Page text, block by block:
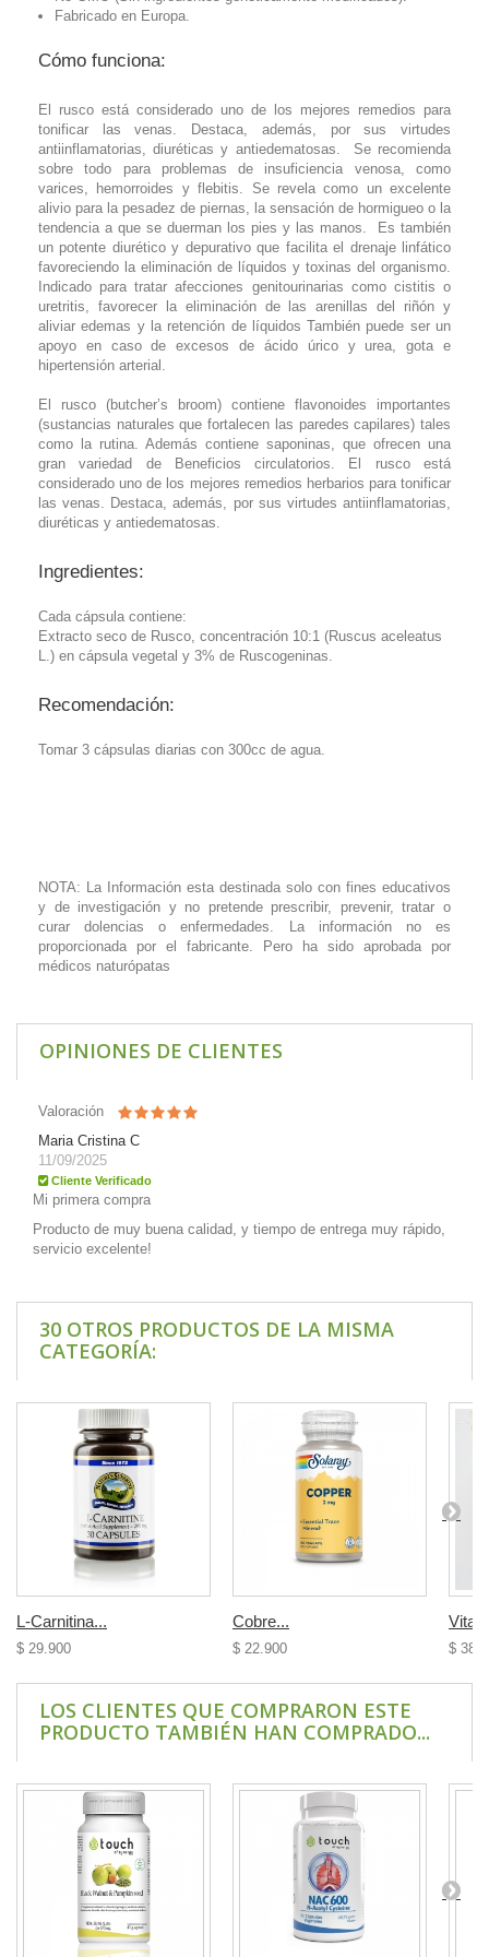
Fabricado en Europa.
Cómo funciona:
El rusco está considerado uno de los mejores remedios para
tonificar las venas. Destaca, además, por sus virtudes
antiinflamatorias, diuréticas y antiedematosas. Se recomienda
sobre todo para problemas de insuficiencia venosa, como
varices, hemorroides y flebitis. Se revela como un excelente
alivio para la pesadez de piernas, la sensación de hormigueo o la
tendencia a que se duerman los pies y las manos. Es también
un potente diurético y depurativo que facilita el drenaje linfático
favoreciendo la eliminación de líquidos y toxinas del organismo.
Indicado para tratar afecciones genitourinarias como cistitis o
uretritis, favorecer la eliminación de las arenillas del riñón y
aliviar edemas y la retención de líquidos También puede ser un
apoyo en caso de excesos de ácido úrico y urea, gota e
hipertensión arterial.
El rusco (butcher’s broom) contiene flavonoides importantes
(sustancias naturales que fortalecen las paredes capilares) tales
como la rutina. Además contiene saponinas, que ofrecen una
gran variedad de Beneficios circulatorios. El rusco está
considerado uno de los mejores remedios herbarios para tonificar
las venas. Destaca, además, por sus virtudes antiinflamatorias,
diuréticas y antiedematosas.
Ingredientes:
Cada cápsula contiene:
Extracto seco de Rusco, concentración 10:1 (Ruscus aceleatus
L.) en cápsula vegetal y 3% de Ruscogeninas.
Recomendación:
Tomar 3 cápsulas diarias con 300cc de agua.
NOTA: La Información esta destinada solo con fines educativos
y de investigación y no pretende prescribir, prevenir, tratar o
curar dolencias o enfermedades. La información no es
proporcionada por el fabricante. Pero ha sido aprobada por
médicos naturópatas
OPINIONES DE CLIENTES
Valoración
Maria Cristina C
11/09/2025
Cliente Verificado
Mi primera compra
Producto de muy buena calidad, y tiempo de entrega muy rápido,
servicio excelente!
30 OTROS PRODUCTOS DE LA MISMA
CATEGORÍA:
L-Carnitina...
$ 29.900
Cobre...
$ 22.900 $
LOS CLIENTES QUE COMPRARON ESTE
PRODUCTO TAMBIÉN HAN COMPRADO...